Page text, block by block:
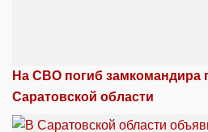
На СВО погиб замкомандира
Саратовской области